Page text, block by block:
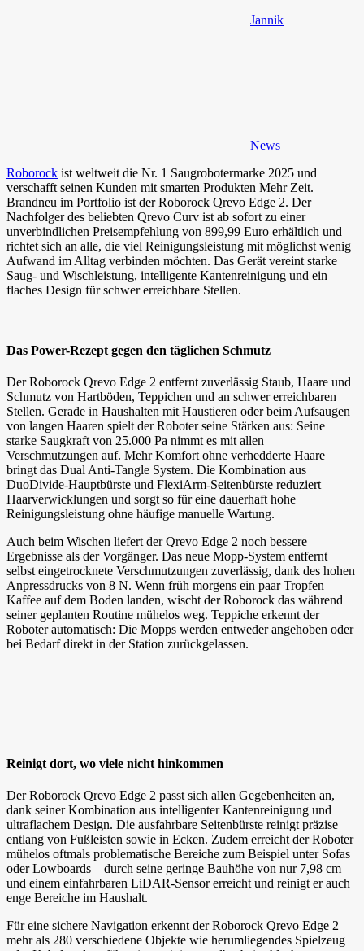
Jannik
News
Roborock ist weltweit die Nr. 1 Saugrobotermarke 2025 und
verschafft seinen Kunden mit smarten Produkten Mehr Zeit.
Brandneu im Portfolio ist der Roborock Qrevo Edge 2. Der
Nachfolger des beliebten Qrevo Curv ist ab sofort zu einer
unverbindlichen Preisempfehlung von 899,99 Euro erhältlich und
richtet sich an alle, die viel Reinigungsleistung mit möglichst wenig
Aufwand im Alltag verbinden möchten. Das Gerät vereint starke
Saug- und Wischleistung, intelligente Kantenreinigung und ein
flaches Design für schwer erreichbare Stellen.
Das Power-Rezept gegen den täglichen Schmutz
Der Roborock Qrevo Edge 2 entfernt zuverlässig Staub, Haare und
Schmutz von Hartböden, Teppichen und an schwer erreichbaren
Stellen. Gerade in Haushalten mit Haustieren oder beim Aufsaugen
von langen Haaren spielt der Roboter seine Stärken aus: Seine
starke Saugkraft von 25.000 Pa nimmt es mit allen
Verschmutzungen auf. Mehr Komfort ohne verhedderte Haare
bringt das Dual Anti-Tangle System. Die Kombination aus
DuoDivide-Hauptbürste und FlexiArm-Seitenbürste reduziert
Haarverwicklungen und sorgt so für eine dauerhaft hohe
Reinigungsleistung ohne häufige manuelle Wartung.
Auch beim Wischen liefert der Qrevo Edge 2 noch bessere
Ergebnisse als der Vorgänger. Das neue Mopp-System entfernt
selbst eingetrocknete Verschmutzungen zuverlässig, dank des hohen
Anpressdrucks von 8 N. Wenn früh morgens ein paar Tropfen
Kaffee auf dem Boden landen, wischt der Roborock das während
seiner geplanten Routine mühelos weg. Teppiche erkennt der
Roboter automatisch: Die Mopps werden entweder angehoben oder
bei Bedarf direkt in der Station zurückgelassen.
Reinigt dort, wo viele nicht hinkommen
Der Roborock Qrevo Edge 2 passt sich allen Gegebenheiten an,
dank seiner Kombination aus intelligenter Kantenreinigung und
ultraflachem Design. Die ausfahrbare Seitenbürste reinigt präzise
entlang von Fußleisten sowie in Ecken. Zudem erreicht der Roboter
mühelos oftmals problematische Bereiche zum Beispiel unter Sofas
oder Lowboards – durch seine geringe Bauhöhe von nur 7,98 cm
und einem einfahrbaren LiDAR-Sensor erreicht und reinigt er auch
enge Bereiche im Haushalt.
Für eine sichere Navigation erkennt der Roborock Qrevo Edge 2
mehr als 280 verschiedene Objekte wie herumliegendes Spielzeug